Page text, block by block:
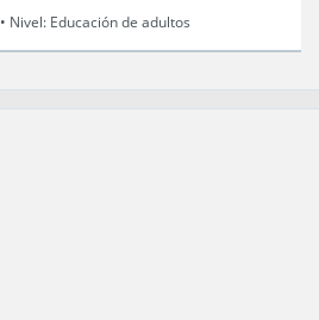
• Nivel: Educación de adultos